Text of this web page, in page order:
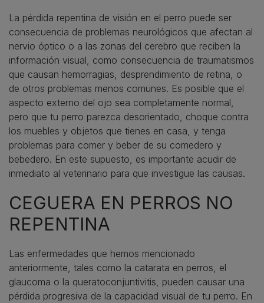
La pérdida repentina de visión en el perro puede ser
consecuencia de problemas neurológicos que afectan al
nervio óptico o a las zonas del cerebro que reciben la
información visual, como consecuencia de traumatismos
que causan hemorragias, desprendimiento de retina, o
de otros problemas menos comunes. Es posible que el
aspecto externo del ojo sea completamente normal,
pero que tu perro parezca desorientado, choque contra
los muebles y objetos que tienes en casa, y tenga
problemas para comer y beber de su comedero y
bebedero. En este supuesto, es importante acudir de
inmediato al veterinario para que investigue las causas.
CEGUERA EN PERROS NO
REPENTINA
Las enfermedades que hemos mencionado
anteriormente, tales como la catarata en perros, el
glaucoma o la queratoconjuntivitis, pueden causar una
pérdida progresiva de la capacidad visual de tu perro. En